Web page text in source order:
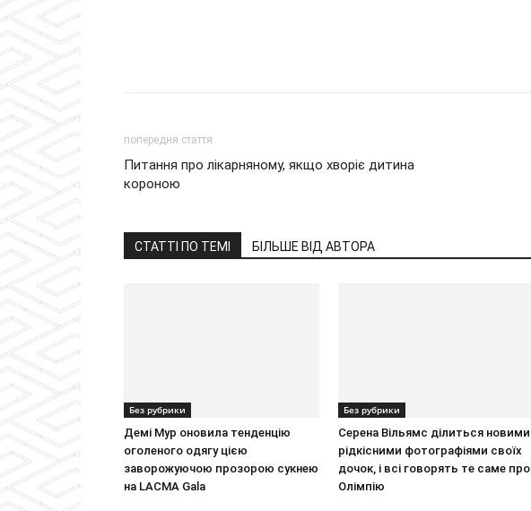
попередня стаття
Питання про лікарняному, якщо хворіє дитина
короною
СТАТТІ ПО ТЕМІ БІЛЬШЕ ВІД АВТОРА
Без рубрики
Демі Мур оновила тенденцію
оголеного одягу цією
заворожуючою прозорою сукнею
на LACMA Gala
Без рубрики
Серена Вільямс ділиться новими
рідкісними фотографіями своїх
дочок, і всі говорять те саме про
Олімпію